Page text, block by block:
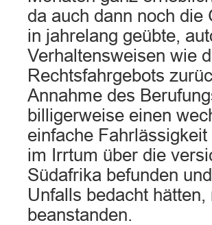
da auch dann noch die
in jahrelang geübte,
Verhaltensweisen wie
Rechtsfahrgebots
Annahme des
billigerweise einen
einfache
im Irrtum über die
Südafrika befunden
Unfalls bedacht
beanstanden.